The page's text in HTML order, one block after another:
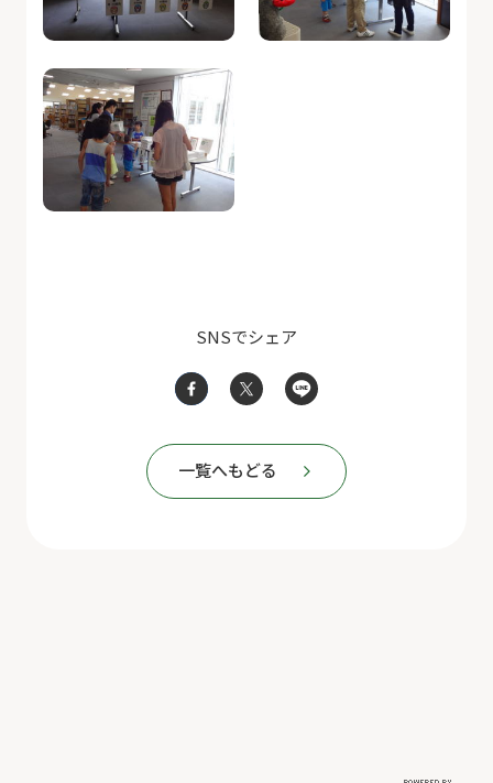
SNSでシェア
一覧へもどる